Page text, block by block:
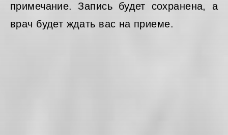
примечание. Запись будет сохранена, а
врач будет ждать вас на приеме.